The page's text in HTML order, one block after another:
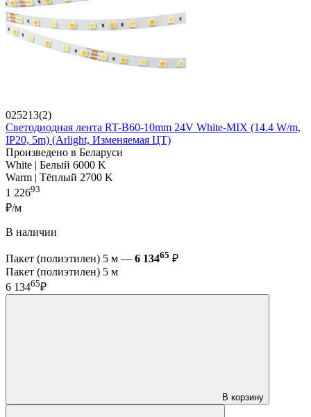
025213(2)
Светодиодная лента RT-B60-10mm 24V White-MIX (14.4 W/m,
IP20, 5m) (Arlight, Изменяемая ЦТ)
Произведено в Беларуси
White | Белый 6000 K
Warm | Тёплый 2700 K
1 22693
₽/м
В наличии
Пакет (полиэтилен) 5 м — 6 13465 ₽
Пакет (полиэтилен) 5 м
6 13465₽
В корзину